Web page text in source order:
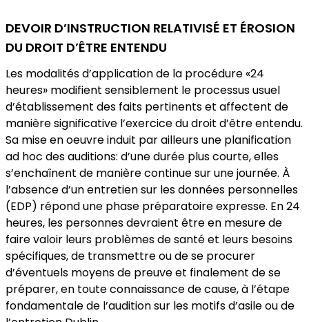
DEVOIR D’INSTRUCTION RELATIVISÉ ET ÉROSION
DU DROIT D’ÊTRE ENTENDU
Les modalités d’application de la procédure «24
heures» modifient sensiblement le processus usuel
d’établissement des faits pertinents et affectent de
manière significative l’exercice du droit d’être entendu.
Sa mise en oeuvre induit par ailleurs une planification
ad hoc des auditions: d’une durée plus courte, elles
s’enchaînent de manière continue sur une journée. À
l’absence d’un entretien sur les données personnelles
(EDP) répond une phase préparatoire expresse. En 24
heures, les personnes devraient être en mesure de
faire valoir leurs problèmes de santé et leurs besoins
spécifiques, de transmettre ou de se procurer
d’éventuels moyens de preuve et finalement de se
préparer, en toute connaissance de cause, à l’étape
fondamentale de l’audition sur les motifs d’asile ou de